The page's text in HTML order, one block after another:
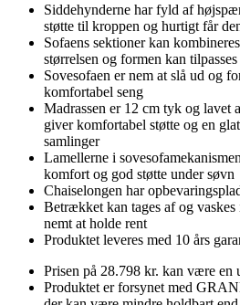
Siddehynderne har fyld af
støtte til kroppen og hurtigt får
Sofaens sektioner kan
størrelsen og formen kan
Sovesofaen er nem at slå ud og
komfortabel seng
Madrassen er 12 cm tyk og lavet
giver komfortabel støtte og en
samlinger
Lamellerne i
komfort og god støtte under søvn
Chaiselongen har
Betrækket kan tages af og
nemt at holde rent
Produktet leveres med 10 års
Prisen på 28.798 kr. kan være en
Produktet er forsynet med